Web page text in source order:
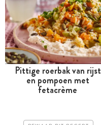
Minder dan 30 minuten
Pittige roerbak van rijst
en pompoen met
fetacrème